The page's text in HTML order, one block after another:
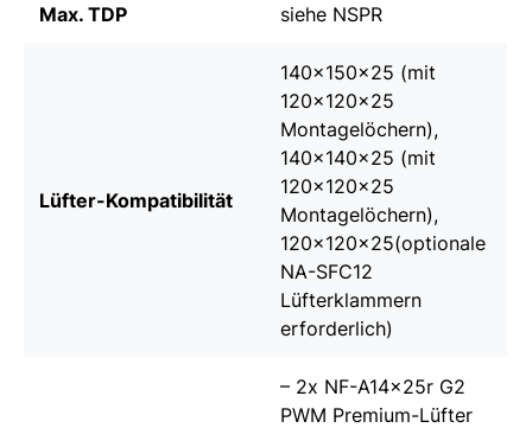
Max. TDP siehe NSPR
Lüfter-Kompatibilität
140x150x25 (mit
120x120x25
Montagelöchern),
140x140x25 (mit
120x120x25
Montagelöchern),
120x120x25(optionale
NA-SFC12
Lüfterklammern
erforderlich)
– 2x NF-A14x25r G2
PWM Premium-Lüfter